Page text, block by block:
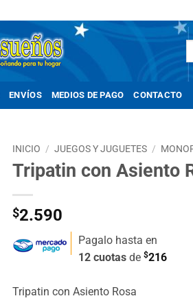
ENVÍOS MEDIOS DE PAGO CONTACTO
INICIO / JUEGOS Y JUGUETES /
Tripatin con Asiento
$2.590
Pagalo hasta en
12 cuotas de $216
Tripatin con Asiento Rosa